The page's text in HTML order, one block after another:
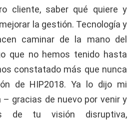
cliente, saber qué quiere y
la gestión. Tecnología y
caminar de la mano del
que no hemos tenido hasta
constatado más que nunca
de HIP2018. Ya lo dijo mi
– gracias de nuevo por venir y
de tu visión disruptiva,